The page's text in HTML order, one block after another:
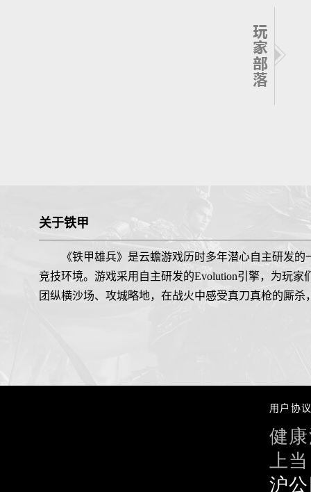
关于铁甲
《铁甲雄兵》是云蟾游戏历时多年潜心自主研发
竞技环境。游戏采用自主研发的Evolution引擎，为玩
团纵横沙场、攻城略地，在战火中感受真刀真枪的厮
用户协议
健
上
沪